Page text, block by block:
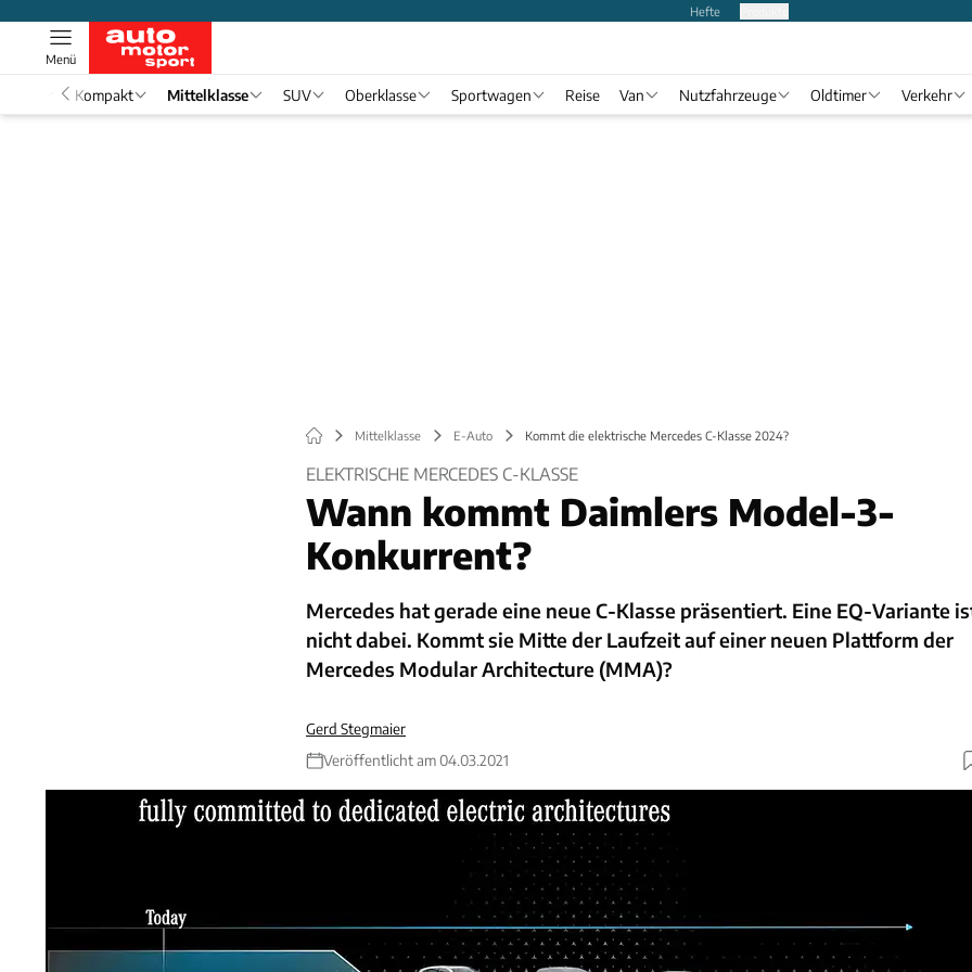
Hefte
Menü
Kompakt Mittelklasse SUV Oberklasse Sportwagen Reise Van Nutzfahrzeuge Oldtimer Verkehr
Mittelklasse E-Auto Kommt die elektrische Mercedes C-Klasse 2024?
ELEKTRISCHE MERCEDES C-KLASSE
Wann kommt Daimlers Model-3-
Konkurrent?
Mercedes hat gerade eine neue C-Klasse präsentiert. Eine EQ-Variante
nicht dabei. Kommt sie Mitte der Laufzeit auf einer neuen Plattform der
Mercedes Modular Architecture (MMA)?
Gerd Stegmaier
Veröffentlicht am 04.03.2021